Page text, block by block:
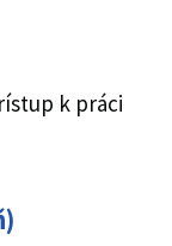
k práci